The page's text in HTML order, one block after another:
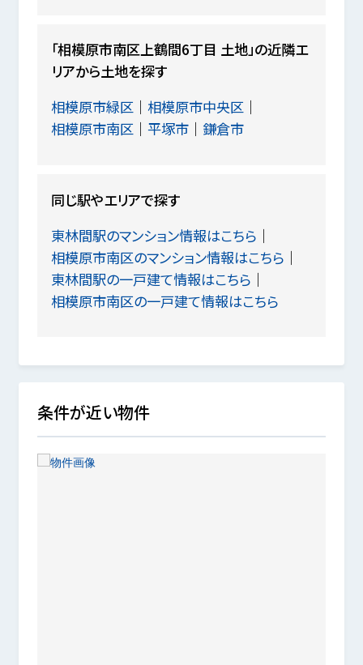
「相模原市南区上鶴間6丁目 土地」の近隣エ
リアから土地を探す
相模原市緑区
相模原市中央区
相模原市南区
平塚市 鎌倉市
同じ駅やエリアで探す
東林間駅のマンション情報はこちら
相模原市南区のマンション情報はこちら
東林間駅の一戸建て情報はこちら
相模原市南区の一戸建て情報はこちら
条件が近い物件